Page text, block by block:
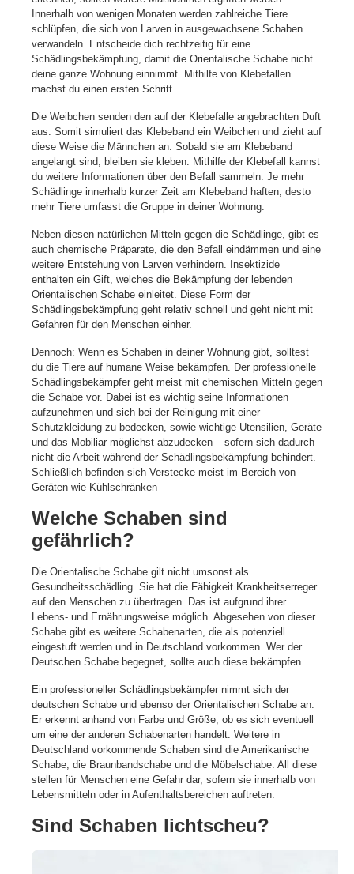
Innerhalb von wenigen Monaten werden zahlreiche Tiere
schlüpfen, die sich von Larven in ausgewachsene Schaben
verwandeln. Entscheide dich rechtzeitig für eine
Schädlingsbekämpfung, damit die Orientalische Schabe nicht
deine ganze Wohnung einnimmt. Mithilfe von Klebefallen
machst du einen ersten Schritt.
Die Weibchen senden den auf der Klebefalle angebrachten Duft
aus. Somit simuliert das Klebeband ein Weibchen und zieht auf
diese Weise die Männchen an. Sobald sie am Klebeband
angelangt sind, bleiben sie kleben. Mithilfe der Klebefall kannst
du weitere Informationen über den Befall sammeln. Je mehr
Schädlinge innerhalb kurzer Zeit am Klebeband haften, desto
mehr Tiere umfasst die Gruppe in deiner Wohnung.
Neben diesen natürlichen Mitteln gegen die Schädlinge, gibt es
auch chemische Präparate, die den Befall eindämmen und eine
weitere Entstehung von Larven verhindern. Insektizide
enthalten ein Gift, welches die Bekämpfung der lebenden
Orientalischen Schabe einleitet. Diese Form der
Schädlingsbekämpfung geht relativ schnell und geht nicht mit
Gefahren für den Menschen einher.
Dennoch: Wenn es Schaben in deiner Wohnung gibt, solltest
du die Tiere auf humane Weise bekämpfen. Der professionelle
Schädlingsbekämpfer geht meist mit chemischen Mitteln gegen
die Schabe vor. Dabei ist es wichtig seine Informationen
aufzunehmen und sich bei der Reinigung mit einer
Schutzkleidung zu bedecken, sowie wichtige Utensilien, Geräte
und das Mobiliar möglichst abzudecken – sofern sich dadurch
nicht die Arbeit während der Schädlingsbekämpfung behindert.
Schließlich befinden sich Verstecke meist im Bereich von
Geräten wie Kühlschränken
Welche Schaben sind
gefährlich?
Die Orientalische Schabe gilt nicht umsonst als
Gesundheitsschädling. Sie hat die Fähigkeit Krankheitserreger
auf den Menschen zu übertragen. Das ist aufgrund ihrer
Lebens- und Ernährungsweise möglich. Abgesehen von dieser
Schabe gibt es weitere Schabenarten, die als potenziell
eingestuft werden und in Deutschland vorkommen. Wer der
Deutschen Schabe begegnet, sollte auch diese bekämpfen.
Ein professioneller Schädlingsbekämpfer nimmt sich der
deutschen Schabe und ebenso der Orientalischen Schabe an.
Er erkennt anhand von Farbe und Größe, ob es sich eventuell
um eine der anderen Schabenarten handelt. Weitere in
Deutschland vorkommende Schaben sind die Amerikanische
Schabe, die Braunbandschabe und die Möbelschabe. All diese
stellen für Menschen eine Gefahr dar, sofern sie innerhalb von
Lebensmitteln oder in Aufenthaltsbereichen auftreten.
Sind Schaben lichtscheu?